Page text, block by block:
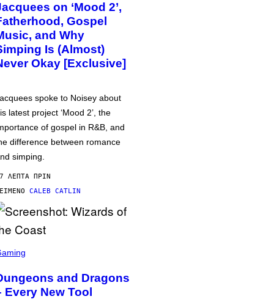
on ‘Mood 2’,
Gospel
and Why
Is (Almost)
Okay [Exclusive]
spoke to Noisey about
latest project ‘Mood 2’, the
of gospel in R&B, and
difference between romance
simping.
ΛΕΠΤΆ ΠΡΙΝ
CALEB CATLIN
and Dragons
Every New Tool